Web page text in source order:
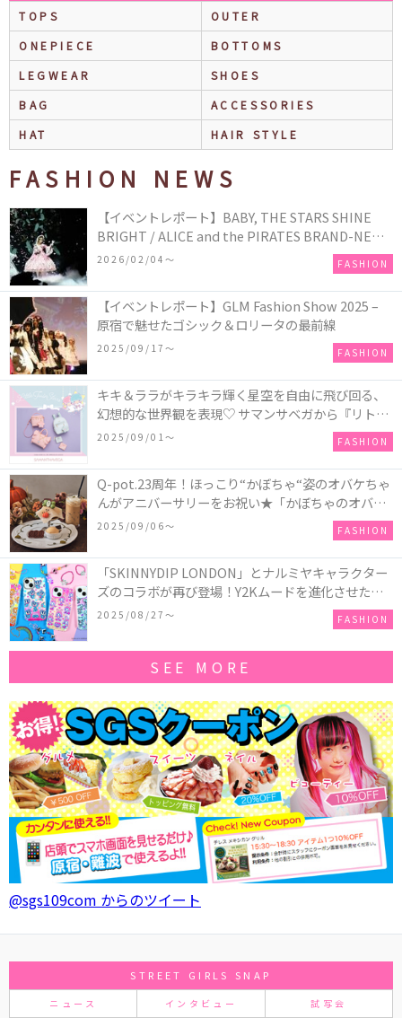
TOPS
OUTER
ONEPIECE
BOTTOMS
LEGWEAR
SHOES
BAG
ACCESSORIES
HAT
HAIR STYLE
FASHION NEWS
【イベントレポート】BABY, THE STARS SHINE
BRIGHT / ALICE and the PIRATES BRAND-NEW
COLLECTION in TOKYO
2026/02/04〜 FASHION
【イベントレポート】GLM Fashion Show 2025 –
原宿で魅せたゴシック＆ロリータの最前線
2025/09/17〜 FASHION
キキ＆ララがキラキラ輝く星空を自由に飛び回る、
幻想的な世界観を表現♡ サマンサベガから『リトル
ツインスターズ』50周年アニバーサリーイヤー』を
2025/09/01〜 FASHION
Q-pot.23周年！ほっこり“かぼちゃ“姿のオバケちゃ
んがアニバーサリーをお祝い★「かぼちゃのオバケ
ーキアクセサリー」が新発売！Q-pot CAFE.では
「かぼちゃのオバケーキプレート」も登場
2025/09/06〜 FASHION
「SKINNYDIP LONDON」とナルミヤキャラクター
ズのコラボが再び登場！Y2Kムードを進化させた新
作コレクションを発売♪
2025/08/27〜 FASHION
SEE MORE
@sgs109com からのツイート
STREET GIRLS SNAP
ニュース インタビュー 試写会